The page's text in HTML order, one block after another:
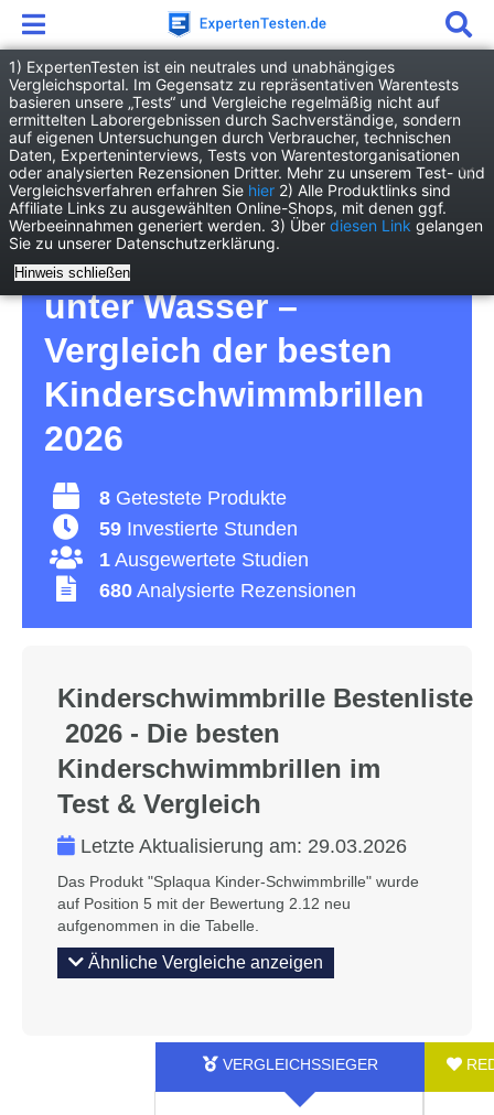
Freizeit Fitness Kinderschwimmbrille
Kinderschwimmbrille
Test – so lernen die
Kleinsten das Sehen
unter Wasser –
Vergleich der besten
Kinderschwimmbrillen
2026
8 Getestete Produkte
59 Investierte Stunden
1 Ausgewertete Studien
680 Analysierte Rezensionen
Kinderschwimmbrille Bestenliste
2026 - Die besten
Kinderschwimmbrillen im
Test & Vergleich
Letzte Aktualisierung am: 29.03.2026
Das Produkt "Splaqua Kinder-Schwimmbrille" wurde
auf Position 5 mit der Bewertung 2.12 neu
aufgenommen in die Tabelle.
Ähnliche Vergleiche anzeigen
1) ExpertenTesten ist ein neutrales und unabhängiges
Vergleichsportal. Im Gegensatz zu repräsentativen Warentests
basieren unsere „Tests“ und Vergleiche regelmäßig nicht auf
ermittelten Laborergebnissen durch Sachverständige, sondern
auf eigenen Untersuchungen durch Verbraucher, technischen
Daten, Experteninterviews, Tests von Warentestorganisationen
oder analysierten Rezensionen Dritter. Mehr zu unserem Test- und
Vergleichsverfahren erfahren Sie hier 2) Alle Produktlinks sind
Affiliate Links zu ausgewählten Online-Shops, mit denen ggf.
Werbeeinnahmen generiert werden. 3) Über diesen Link gelangen
Sie zu unserer Datenschutzerklärung.
Hinweis schließen